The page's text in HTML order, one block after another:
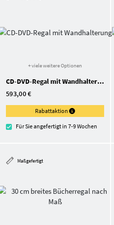
+ viele weitere Optionen
CD-DVD-Regal mit Wandhalterung
593,00 €
Rabattaktion
Für Sie angefertigt in 7-9 Wochen
Maßgefertigt